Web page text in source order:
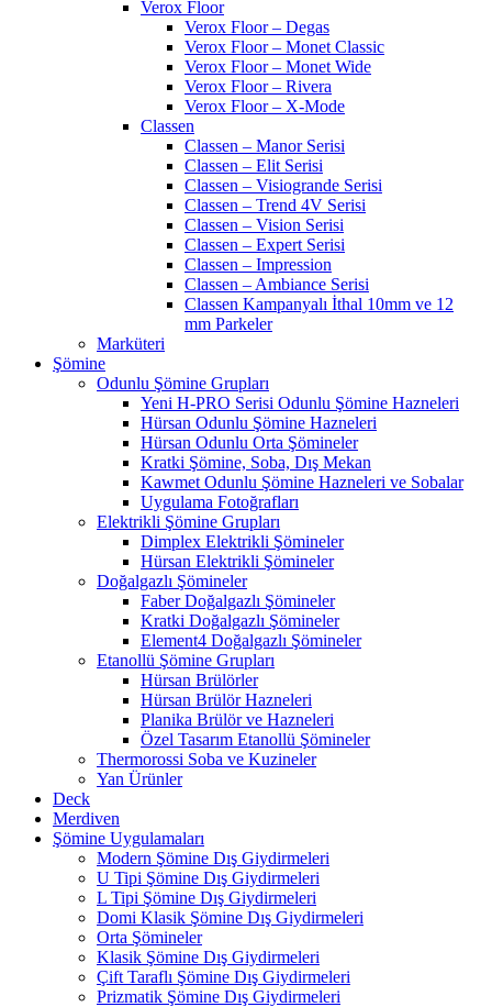
Verox Floor
Verox Floor – Degas
Verox Floor – Monet Classic
Verox Floor – Monet Wide
Verox Floor – Rivera
Verox Floor – X-Mode
Classen
Classen – Manor Serisi
Classen – Elit Serisi
Classen – Visiogrande Serisi
Classen – Trend 4V Serisi
Classen – Vision Serisi
Classen – Expert Serisi
Classen – Impression
Classen – Ambiance Serisi
Classen Kampanyalı İthal 10mm ve 12
mm Parkeler
Marküteri
Şömine
Odunlu Şömine Grupları
Yeni H-PRO Serisi Odunlu Şömine Hazneleri
Hürsan Odunlu Şömine Hazneleri
Hürsan Odunlu Orta Şömineler
Kratki Şömine, Soba, Dış Mekan
Kawmet Odunlu Şömine Hazneleri ve Sobalar
Uygulama Fotoğrafları
Elektrikli Şömine Grupları
Dimplex Elektrikli Şömineler
Hürsan Elektrikli Şömineler
Doğalgazlı Şömineler
Faber Doğalgazlı Şömineler
Kratki Doğalgazlı Şömineler
Element4 Doğalgazlı Şömineler
Etanollü Şömine Grupları
Hürsan Brülörler
Hürsan Brülör Hazneleri
Planika Brülör ve Hazneleri
Özel Tasarım Etanollü Şömineler
Thermorossi Soba ve Kuzineler
Yan Ürünler
Deck
Merdiven
Şömine Uygulamaları
Modern Şömine Dış Giydirmeleri
U Tipi Şömine Dış Giydirmeleri
L Tipi Şömine Dış Giydirmeleri
Domi Klasik Şömine Dış Giydirmeleri
Orta Şömineler
Klasik Şömine Dış Giydirmeleri
Çift Taraflı Şömine Dış Giydirmeleri
Prizmatik Şömine Dış Giydirmeleri